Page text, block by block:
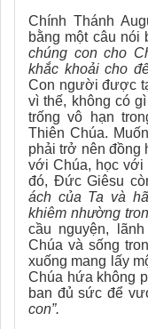
Chính Thánh
bằng một câu nói
chúng con cho
khắc khoải cho
Con người được
vì thế, không có
trống vô hạn
Thiên Chúa.
phải trở nên đồng
với Chúa, học với
đó, Đức Giêsu
ách của Ta và
khiêm nhường
cầu nguyện,
Chúa và sống
xuống mang lấy
Chúa hứa không
ban đủ sức để
con”.